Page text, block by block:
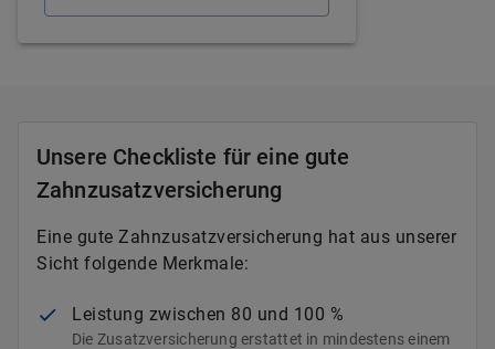
Unsere Checkliste für eine gute
Zahnzusatzversicherung
Eine gute Zahnzusatzversicherung hat aus unserer
Sicht folgende Merkmale:
Leistung zwischen 80 und 100 %
Die Zusatzversicherung erstattet in mindestens einem